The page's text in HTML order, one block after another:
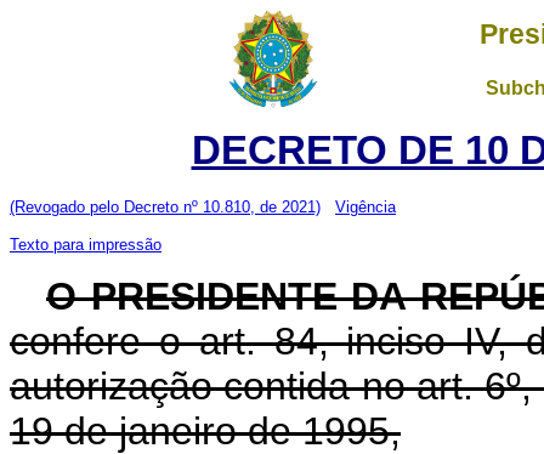
DECRETO DE 10
(Revogado pelo Decreto nº 10.810, de 2021) Vigência
Texto para impressão
O PRESIDENTE DA
confere o art. 84, inciso IV,
autorização contida no art.
19 de janeiro de 1995,